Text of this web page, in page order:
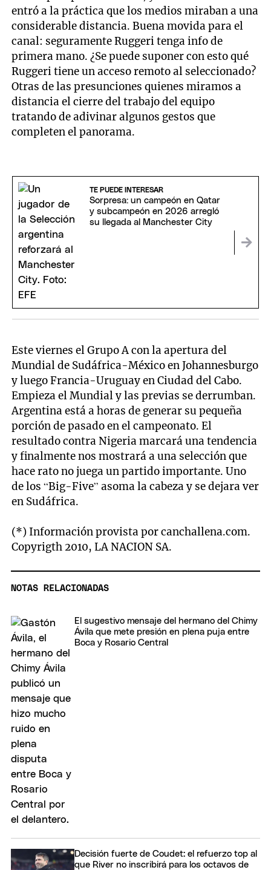
entró a la práctica que los medios miraban a una
considerable distancia. Buena movida para el
canal: seguramente Ruggeri tenga info de
primera mano. ¿Se puede suponer con esto qué
Ruggeri tiene un acceso remoto al seleccionado?
Otras de las presunciones quienes miramos a
distancia el cierre del trabajo del equipo
tratando de adivinar algunos gestos que
completen el panorama.
TE PUEDE INTERESAR
Sorpresa: un campeón en Qatar
y subcampeón en 2026 arregló
su llegada al Manchester City
Este viernes el Grupo A con la apertura del
Mundial de Sudáfrica-México en Johannesburgo
y luego Francia-Uruguay en Ciudad del Cabo.
Empieza el Mundial y las previas se derrumban.
Argentina está a horas de generar su pequeña
porción de pasado en el campeonato. El
resultado contra Nigeria marcará una tendencia
y finalmente nos mostrará a una selección que
hace rato no juega un partido importante. Uno
de los “Big-Five” asoma la cabeza y se dejara ver
en Sudáfrica.
(*) Información provista por canchallena.com.
Copyrigth 2010, LA NACION SA.
NOTAS RELACIONADAS
El sugestivo mensaje del hermano del Chimy
Ávila que mete presión en plena puja entre
Boca y Rosario Central
Decisión fuerte de Coudet: el refuerzo top al
que River no inscribirá para los octavos de